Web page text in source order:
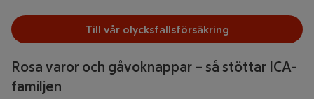
Till vår olycksfallsförsäkring
Rosa varor och gåvoknappar – så stöttar ICA-
familjen